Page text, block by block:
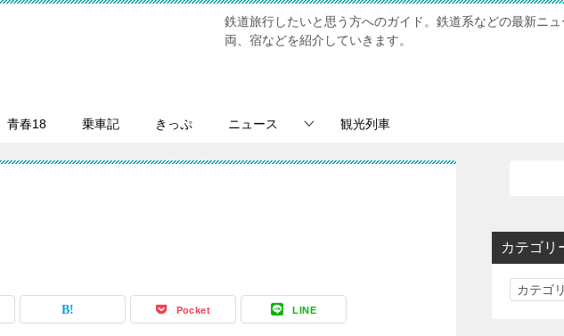
鉄道旅行したいと思う方へのガイド。鉄道系などの最新ニ
両、宿などを紹介していきます。
青春18 乗車記 きっぷ ニュース 観光列車
Pocket LINE
カテゴリ
カ